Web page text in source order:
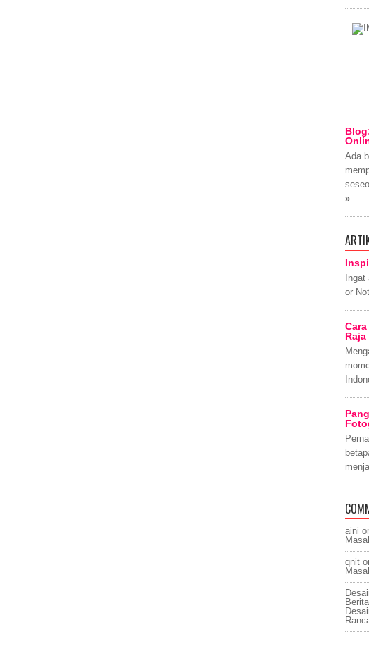
Ada
»
or
Raja
aini
qnit